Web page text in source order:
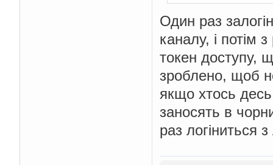
Один раз
каналу, і потім
токен доступу,
зроблено, щоб
якщо хтось
заносять в
раз логіниться